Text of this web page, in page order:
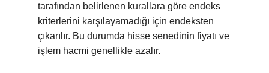
tarafından belirlenen kurallara göre endeks
kriterlerini karşılayamadığı için endeksten
çıkarılır. Bu durumda hisse senedinin fiyatı ve
işlem hacmi genellikle azalır.